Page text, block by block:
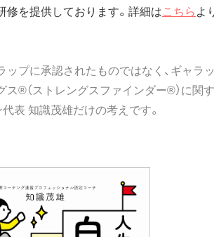
修を提供しております。詳細はこちらよ
ップに承認されたものではなく、ギャラ
ス®（ストレングスファインダー®）に関
表 知識茂雄だけの考えです。